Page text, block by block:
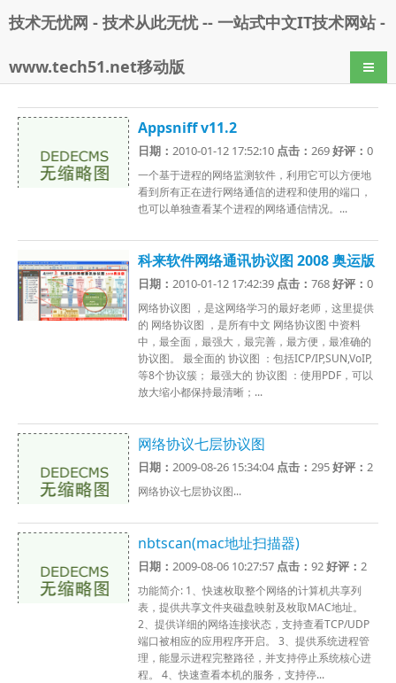
技术无忧网 - 技术从此无忧 -- 一站式中文IT技术网站 -
www.tech51.net移动版 导航
Appsniff v11.2
日期： 2010-01-12 17:52:10 点击： 269好评：0
一个基于进程的网络监测软件，利用它可以方便地
看到所有正在进行网络通信的进程和使用的端口，
也可以单独查看某个进程的网络通信情况。...
科来软件网络通讯协议图 2008 奥运版
日期： 2010-01-12 17:42:39 点击：768好评：0
网络协议图 ，是这网络学习的最好老师，这里提供
的 网络协议图 ，是所有中文 网络协议图 中资料
中，最全面，最强大，最完善，最方便，最准确的
协议图。 最全面的 协议图 ：包括ICP/IP,SUN,VoIP,
等8个协议簇； 最强大的 协议图 ：使用PDF，可以
放大缩小都保持最清晰；...
网络协议七层协议图
日期： 2009-08-26 15:34:04 点击： 295好评： 2
网络协议七层协议图...
nbtscan(mac地址扫描器)
日期： 2009-08-06 10:27:57 点击：92好评： 2
功能简介: 1、快速枚取整个网络的计算机共享列
表，提供共享文件夹磁盘映射及枚取MAC地址。
2、提供详细的网络连接状态，支持查看TCP/UDP
端口被相应的应用程序开启。 3、提供系统进程管
理，能显示进程完整路径，并支持停止系统核心进
程。 4、快速查看本机的服务，支持停...